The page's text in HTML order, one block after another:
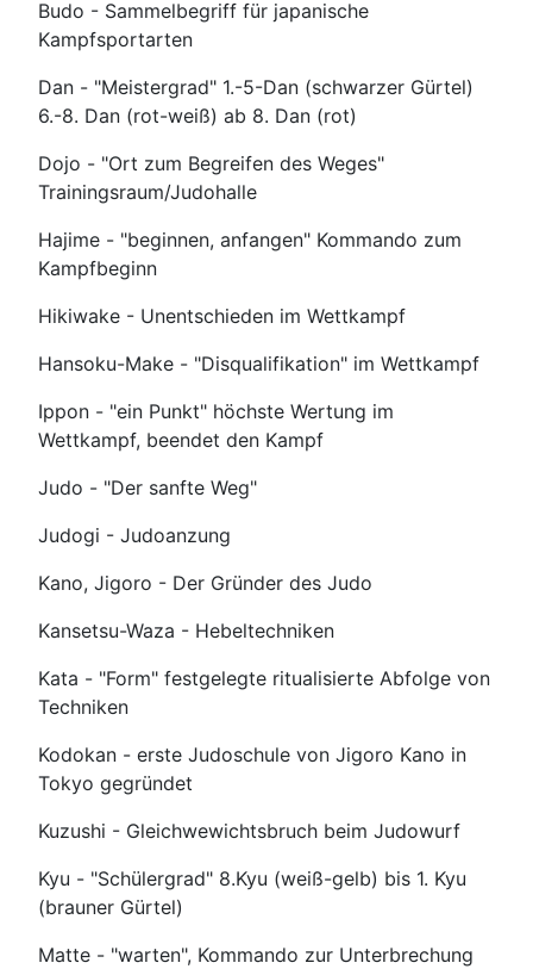
Budo - Sammelbegriff für japanische
Kampfsportarten
Dan - "Meistergrad" 1.-5-Dan (schwarzer Gürtel)
6.-8. Dan (rot-weiß) ab 8. Dan (rot)
Dojo - "Ort zum Begreifen des Weges"
Trainingsraum/Judohalle
Hajime - "beginnen, anfangen" Kommando zum
Kampfbeginn
Hikiwake - Unentschieden im Wettkampf
Hansoku-Make - "Disqualifikation" im Wettkampf
Ippon - "ein Punkt" höchste Wertung im
Wettkampf, beendet den Kampf
Judo - "Der sanfte Weg"
Judogi - Judoanzung
Kano, Jigoro - Der Gründer des Judo
Kansetsu-Waza - Hebeltechniken
Kata - "Form" festgelegte ritualisierte Abfolge von
Techniken
Kodokan - erste Judoschule von Jigoro Kano in
Tokyo gegründet
Kuzushi - Gleichwewichtsbruch beim Judowurf
Kyu - "Schülergrad" 8.Kyu (weiß-gelb) bis 1. Kyu
(brauner Gürtel)
Matte - "warten", Kommando zur Unterbrechung